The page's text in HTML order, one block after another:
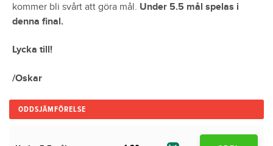
kommer bli svårt att göra mål. Under 5.5 mål spelas i
denna final.
Lycka till!
/Oskar
ODDSJÄMFÖRELSE